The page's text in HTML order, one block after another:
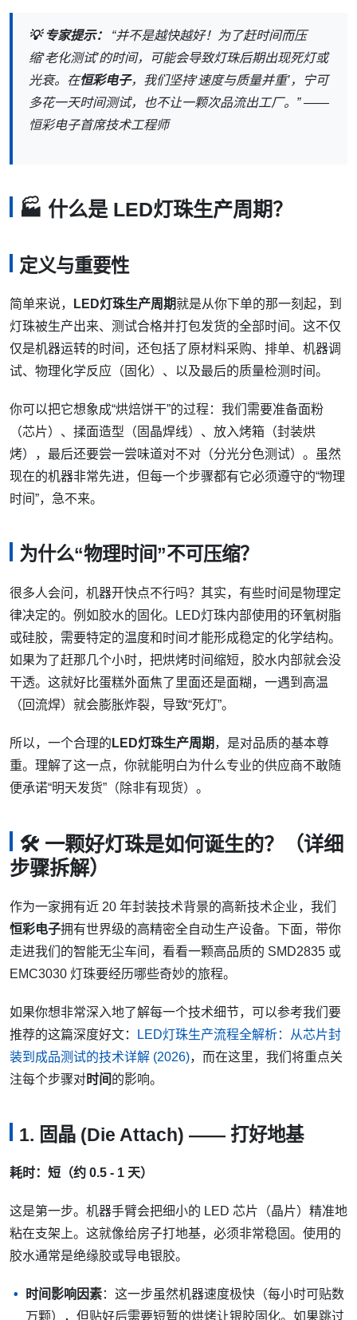
💡 专家提示：
“并不是越快越好！为了赶时间而压
缩‘老化测试’的时间，可能会导致灯珠后期出现死灯或
光衰。在恒彩电子，我们坚持‘速度与质量并重’，宁可
多花一天时间测试，也不让一颗次品流出工厂。” ——
恒彩电子首席技术工程师
🏭 什么是 LED灯珠生产周期？
定义与重要性
简单来说， LED灯珠生产周期就是从你下单的那一刻起，到
灯珠被生产出来、测试合格并打包发货的全部时间。这不仅
仅是机器运转的时间，还包括了原材料采购、排单、机器调
试、物理化学反应（固化）、以及最后的质量检测时间。
你可以把它想象成“烘焙饼干”的过程：我们需要准备面粉
（芯片）、揉面造型（固晶焊线）、放入烤箱（封装烘
烤），最后还要尝一尝味道对不对（分光分色测试）。虽然
现在的机器非常先进，但每一个步骤都有它必须遵守的“物理
时间”，急不来。
为什么“物理时间”不可压缩？
很多人会问，机器开快点不行吗？其实，有些时间是物理定
律决定的。例如胶水的固化。LED灯珠内部使用的环氧树脂
或硅胶，需要特定的温度和时间才能形成稳定的化学结构。
如果为了赶那几个小时，把烘烤时间缩短，胶水内部就会没
干透。这就好比蛋糕外面焦了里面还是面糊，一遇到高温
（回流焊）就会膨胀炸裂，导致“死灯”。
所以，一个合理的 LED灯珠生产周期 ，是对品质的基本尊
重。理解了这一点，你就能明白为什么专业的供应商不敢随
便承诺“明天发货”（除非有现货）。
🛠️ 一颗好灯珠是如何诞生的？（详细
步骤拆解）
作为一家拥有近 20 年封装技术背景的高新技术企业，我们
恒彩电子拥有世界级的高精密全自动生产设备。下面，带你
走进我们的智能无尘车间，看看一颗高品质的 SMD2835 或
EMC3030 灯珠要经历哪些奇妙的旅程。
如果你想非常深入地了解每一个技术细节，可以参考我们要
推荐的这篇深度好文：
LED灯珠生产流程全解析：从芯片封
装到成品测试的技术详解 (2026)，而在这里，我们将重点关
注每个步骤对时间 的影响。
1. 固晶 (Die Attach) —— 打好地基
耗时：短（约 0.5 - 1 天）
这是第一步。机器手臂会把细小的 LED 芯片（晶片）精准地
粘在支架上。这就像给房子打地基，必须非常稳固。使用的
胶水通常是绝缘胶或导电银胶。
时间影响因素：这一步虽然机器速度极快（每小时可贴数
万颗），但贴好后需要短暂的烘烤让银胶固化。如果跳过